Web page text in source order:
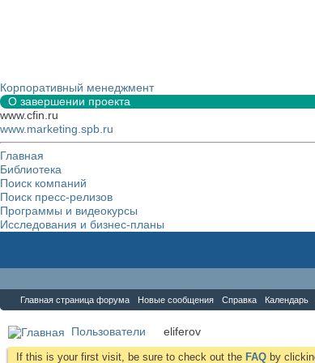
Корпоративный менеджмент
О завершении проекта
www.cfin.ru
www.marketing.spb.ru
Главная
Библиотека
Поиск компаний
Поиск пресс-релизов
Программы и видеокурсы
Исследования и бизнес-планы
Главная страница форума Новые сообщения Справка Календарь
Пользователи eliferov
If this is your first visit, be sure to check out the FAQ by